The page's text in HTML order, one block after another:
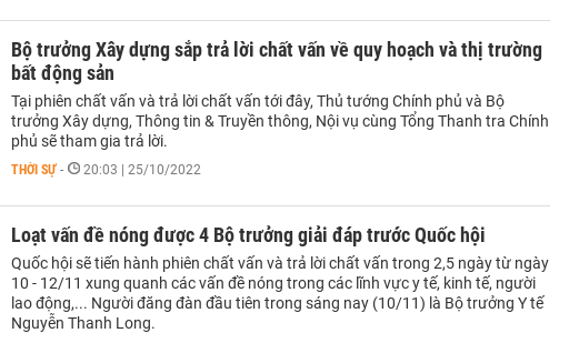
Bộ trưởng Xây dựng sắp trả lời chất vấn về quy hoạch và thị trường
bất động sản
Tại phiên chất vấn và trả lời chất vấn tới đây, Thủ tướng Chính phủ và Bộ
trưởng Xây dựng, Thông tin & Truyền thông, Nội vụ cùng Tổng Thanh tra Chính
phủ sẽ tham gia trả lời.
THỜI SỰ - 20:03 | 25/10/2022
Loạt vấn đề nóng được 4 Bộ trưởng giải đáp trước Quốc hội
Quốc hội sẽ tiến hành phiên chất vấn và trả lời chất vấn trong 2,5 ngày từ ngày
10 - 12/11 xung quanh các vấn đề nóng trong các lĩnh vực y tế, kinh tế, người
lao động,... Người đăng đàn đầu tiên trong sáng nay (10/11) là Bộ trưởng Y tế
Nguyễn Thanh Long.